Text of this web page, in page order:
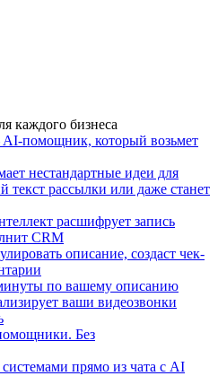
каждого бизнеса
помощник, который возьмет
нестандартные идеи для
рассылки или даже станет
расшифрует запись
CRM
описание, создаст чек-
по вашему описанию
ваши видеозвонки
Без
прямо из чата с AI